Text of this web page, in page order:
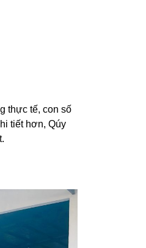
thực tế, con số
tiết hơn, Qúy